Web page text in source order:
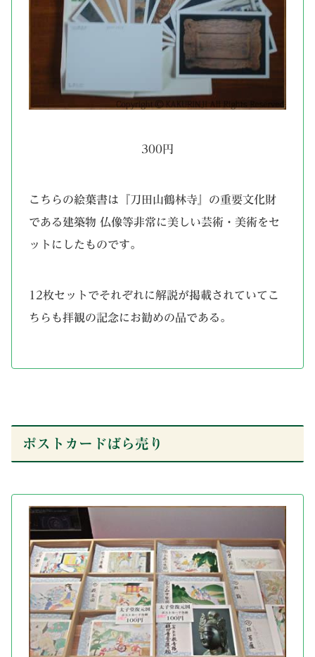
300円
こちらの絵葉書は『刀田山鶴林寺』の重要文化財
である建築物 仏像等非常に美しい芸術・美術をセ
ットにしたものです。
12枚セットでそれぞれに解説が掲載されていてこ
ちらも拝観の記念にお勧めの品である。
ポストカードばら売り